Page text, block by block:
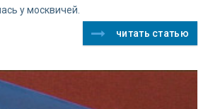
у москвичей.
читать статью